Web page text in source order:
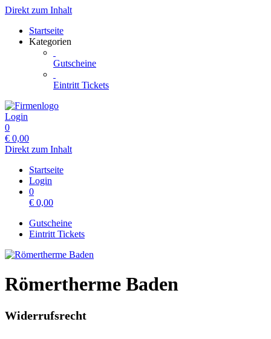
Direkt zum Inhalt
Startseite
Kategorien
Gutscheine
Eintritt Tickets
Login
0
€ 0,00
Direkt zum Inhalt
Startseite
Login
0
€ 0,00
Gutscheine
Eintritt Tickets
Römertherme Baden
Widerrufsrecht